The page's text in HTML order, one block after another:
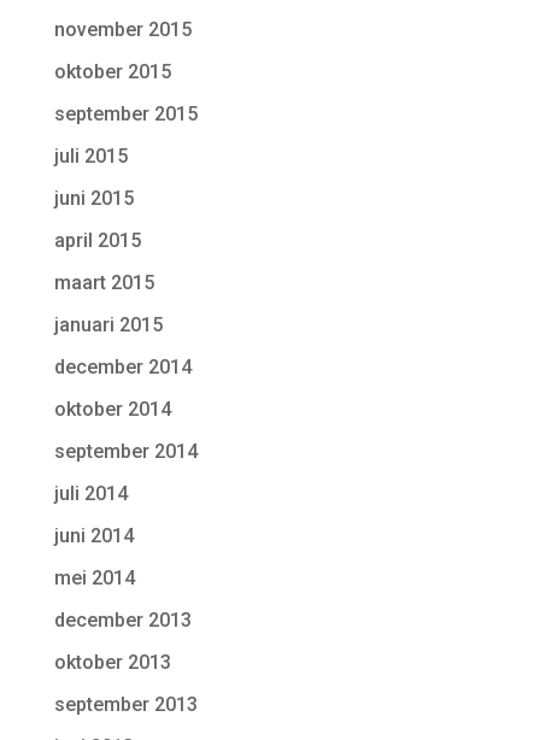
november 2015
oktober 2015
september 2015
juli 2015
juni 2015
april 2015
maart 2015
januari 2015
december 2014
oktober 2014
september 2014
juli 2014
juni 2014
mei 2014
december 2013
oktober 2013
september 2013